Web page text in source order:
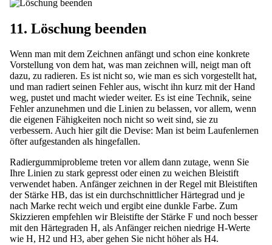
11. Löschung beenden
Wenn man mit dem Zeichnen anfängt und schon eine konkrete
Vorstellung von dem hat, was man zeichnen will, neigt man oft
dazu, zu radieren. Es ist nicht so, wie man es sich vorgestellt hat,
und man radiert seinen Fehler aus, wischt ihn kurz mit der Hand
weg, pustet und macht wieder weiter. Es ist eine Technik, seine
Fehler anzunehmen und die Linien zu belassen, vor allem, wenn
die eigenen Fähigkeiten noch nicht so weit sind, sie zu
verbessern. Auch hier gilt die Devise: Man ist beim Laufenlernen
öfter aufgestanden als hingefallen.
Radiergummiprobleme treten vor allem dann zutage, wenn Sie
Ihre Linien zu stark gepresst oder einen zu weichen Bleistift
verwendet haben. Anfänger zeichnen in der Regel mit Bleistiften
der Stärke HB, das ist ein durchschnittlicher Härtegrad und je
nach Marke recht weich und ergibt eine dunkle Farbe. Zum
Skizzieren empfehlen wir Bleistifte der Stärke F und noch besser
mit den Härtegraden H, als Anfänger reichen niedrige H-Werte
wie H, H2 und H3, aber gehen Sie nicht höher als H4.